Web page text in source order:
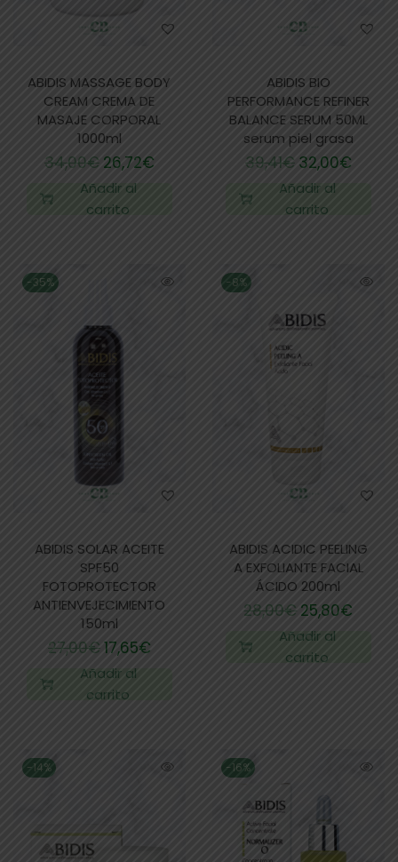
ABIDIS MASSAGE BODY
CREAM CREMA DE
MASAJE CORPORAL
1000ml
34,00€ 26,72€
Añadir al
carrito
ABIDIS BIO
PERFORMANCE REFINER
BALANCE SERUM 50ML
serum piel grasa
39,41€ 32,00€
Añadir al
carrito
-35%
ABIDIS SOLAR ACEITE
SPF50
FOTOPROTECTOR
ANTIENVEJECIMIENTO
150ml
27,00€17,65€
Añadir al
carrito
-8%
ABIDIS ACIDIC PEELING
A EXFOLIANTE FACIAL
ÁCIDO 200ml
28,00€25,80€
Añadir al
carrito
-14% -16%